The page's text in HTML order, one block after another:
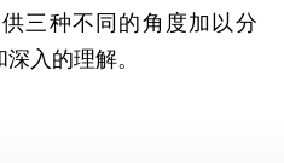
三种不同的角度加以分
入的理解。